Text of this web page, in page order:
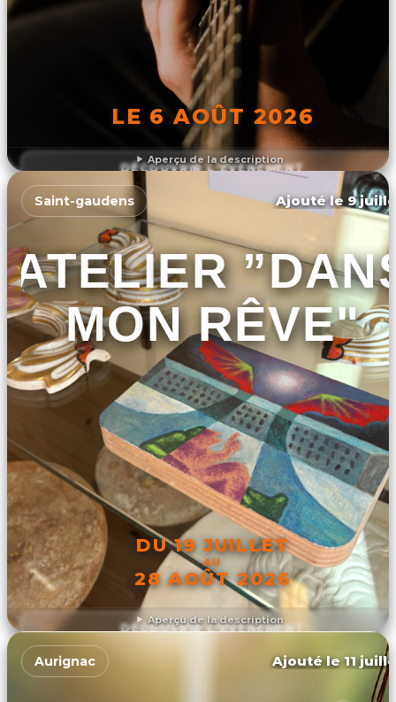
Aperçu de la description
LE 6 AOÛT 2026
DÉCOUVRIR L'ÉVÉNEMENT
Aperçu de la description
Saint-gaudens Ajouté le 9
ATELIER
MON RÊVE"
DU 19 JUILLET
AU
28 AOÛT 2026
DÉCOUVRIR L'ÉVÉNEMENT
Aurignac Ajouté le 11